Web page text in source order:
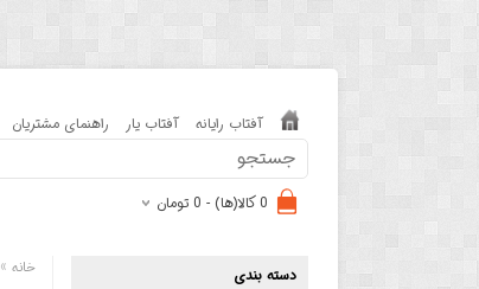
آفتاب رایانه آفتاب یار راهنمای مشتریان
0 کالا(ها) - 0 تومان
دسته بندی خانه »